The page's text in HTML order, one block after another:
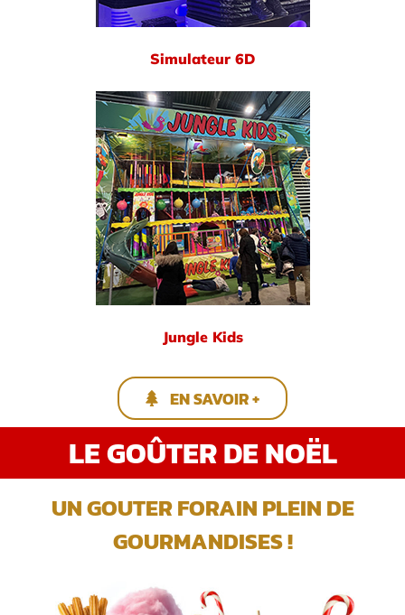
Simulateur 6D
Jungle Kids
EN SAVOIR +
LE GOÛTER DE NOËL
UN GOUTER FORAIN PLEIN DE
GOURMANDISES !